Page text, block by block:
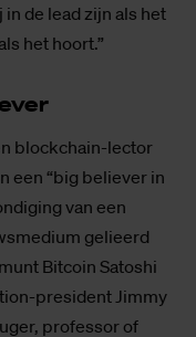
de lead zijn als het
het hoort.”
blockchain-lector
een “big believer in
van een
gelieerd
Bitcoin Satoshi
president Jimmy
professor of